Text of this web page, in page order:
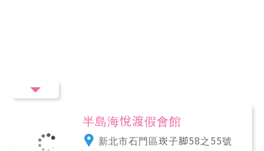
半島海悅渡假會館
新北市石門區崁子脚58之55號